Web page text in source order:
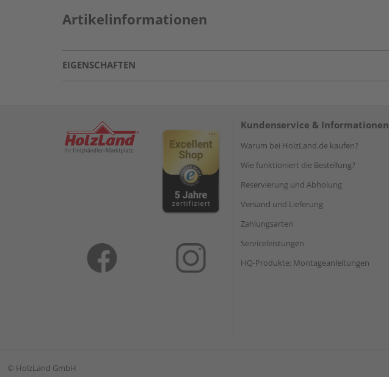
Artikelinformationen
EIGENSCHAFTEN
Kundenservice & Informationen
Warum bei HolzLand.de kaufen?
Wie funktioniert die Bestellung?
Reservierung und Abholung
Versand und Lieferung
Zahlungsarten
Serviceleistungen
HQ-Produkte: Montageanleitungen
© HolzLand GmbH